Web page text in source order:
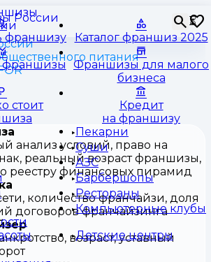
⏳
франшизу Каталог франшиз 2025
Франшизы для малого
бизнеса
стоит
Кредит
на франшизу
Пекарни
Суши
АЗС
Барбершопы
Рестораны
Компьютерные клубы
Детские центры
питания
анализ условий, право на
реальный возраст франшизы,
реестру финансовых пирамид
количество франчайзи, доля
договоров франчайзинга
возраст, уставный